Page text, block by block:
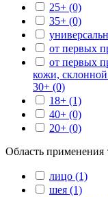
25+ (0)
35+ (0)
от первых
от первых
кожи, склонной
30+ (0)
18+ (1)
40+ (0)
20+ (0)
Область применения
лицо (1)
шея (1)